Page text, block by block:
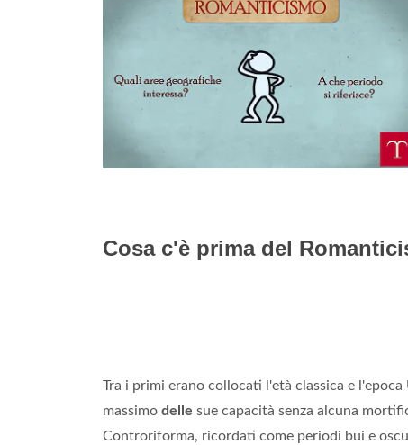
Cosa c'è prima del
Tra i primi erano collocati l'età classica e
massimo delle sue capacità senza alcuna
Controriforma, ricordati come periodi bui e